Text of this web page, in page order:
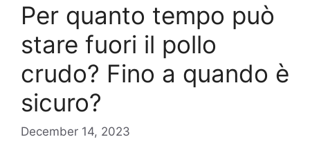
Per quanto tempo può
stare fuori il pollo
crudo? Fino a quando è
sicuro?
December 14, 2023